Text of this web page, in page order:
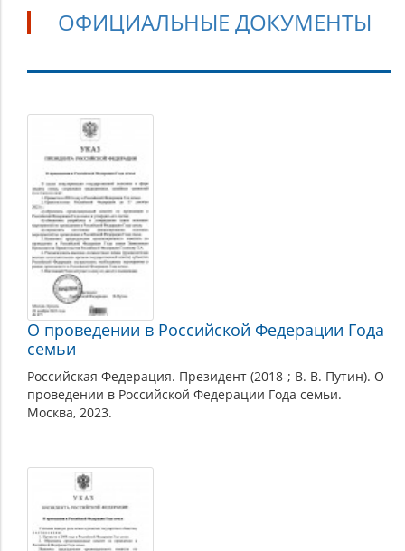
ОФИЦИАЛЬНЫЕ ДОКУМЕНТЫ
Официальные
документы
О проведении в Российской Федерации Года
семьи
Российская Федерация. Президент (2018-; В. В. Путин). О
проведении в Российской Федерации Года семьи.
Москва, 2023.